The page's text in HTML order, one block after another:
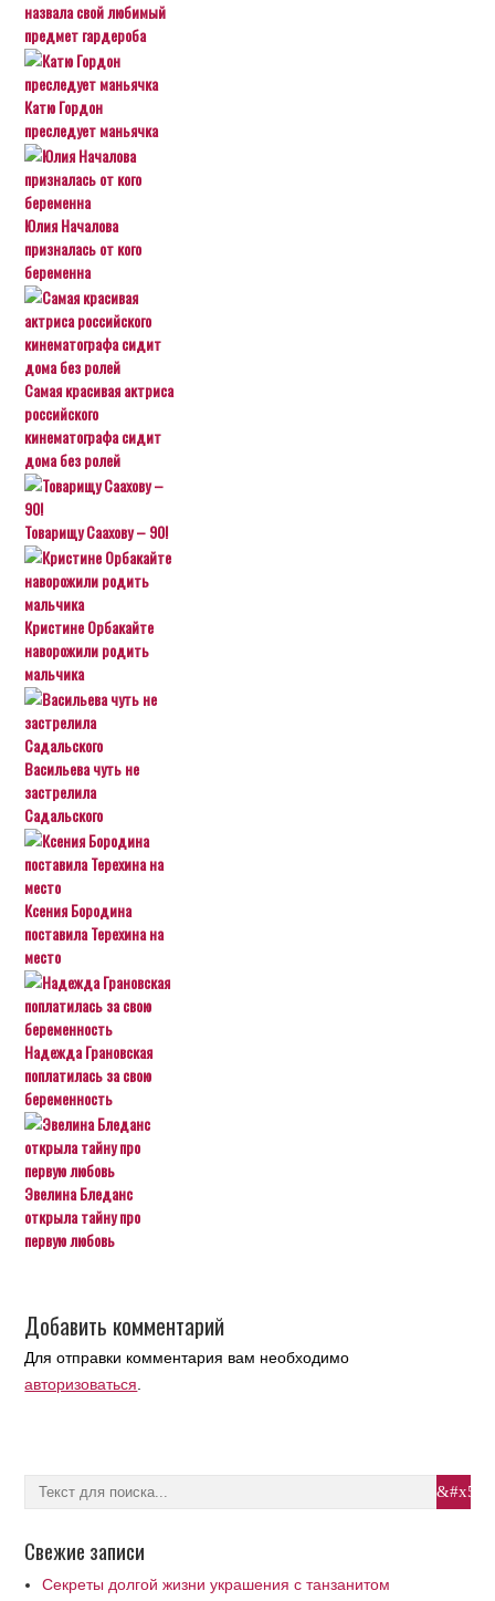
назвала свой любимый
предмет гардероба
Катю Гордон
преследует маньячка
Юлия Началова
призналась от кого
беременна
Самая красивая актриса
российского
кинематографа сидит
дома без ролей
Товарищу Саахову – 90!
Кристине Орбакайте
наворожили родить
мальчика
Васильева чуть не
застрелила
Садальского
Ксения Бородина
поставила Терехина на
место
Надежда Грановская
поплатилась за свою
беременность
Эвелина Бледанс
открыла тайну про
первую любовь
Добавить комментарий
Для отправки комментария вам необходимо
авторизоваться
Свежие записи
Секреты долгой жизни украшения с танзанитом